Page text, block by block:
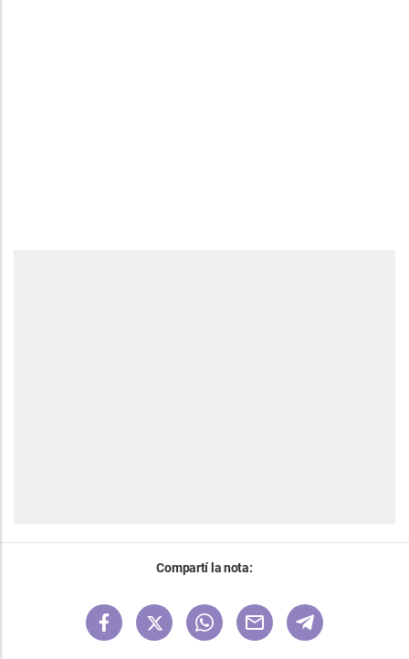
Compartí la nota: